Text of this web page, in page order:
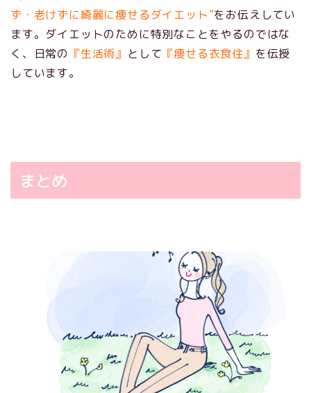
ず・老けずに綺麗に痩せるダイエット”をお伝えしてい
ます。ダイエットのために特別なことをやるのではな
く、日常の 『生活術』 として 『痩せる衣食住』 を伝授
しています。
まとめ